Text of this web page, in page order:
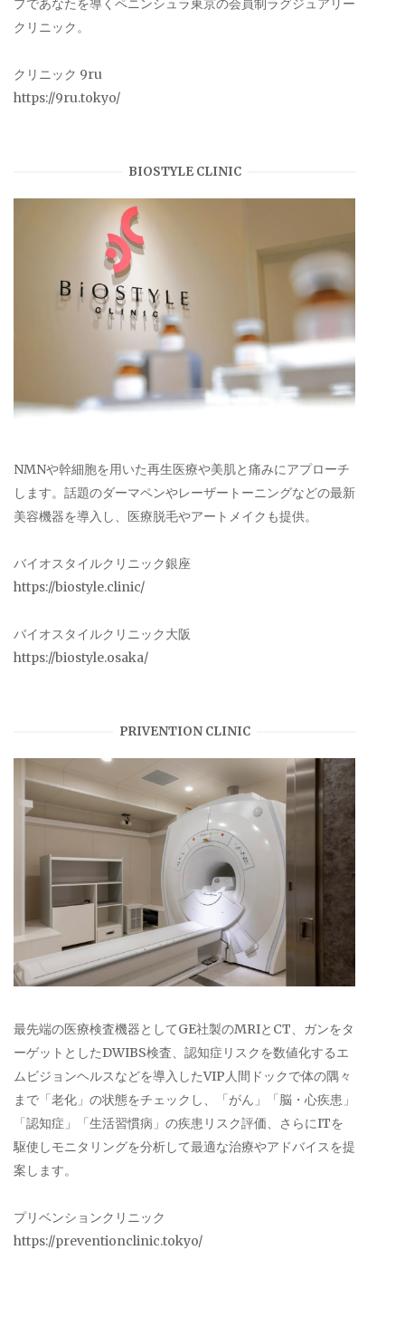
プであなたを導くペニンシュラ東京の会員制ラグジュアリー
クリニック。
クリニック 9ru
https://9ru.tokyo/
BIOSTYLE CLINIC
NMNや幹細胞を用いた再生医療や美肌と痛みにアプローチ
します。話題のダーマペンやレーザートーニングなどの最新
美容機器を導入し、医療脱毛やアートメイクも提供。
バイオスタイルクリニック銀座
https://biostyle.clinic/
バイオスタイルクリニック大阪
https://biostyle.osaka/
PRIVENTION CLINIC
最先端の医療検査機器としてGE社製のMRIとCT、ガンをタ
ーゲットとしたDWIBS検査、認知症リスクを数値化するエ
ムビジョンヘルスなどを導入したVIP人間ドックで体の隅々
まで「老化」の状態をチェックし、「がん」「脳・心疾患」
「認知症」「生活習慣病」の疾患リスク評価、さらにITを
駆使しモニタリングを分析して最適な治療やアドバイスを提
案します。
プリベンションクリニック
https://preventionclinic.tokyo/